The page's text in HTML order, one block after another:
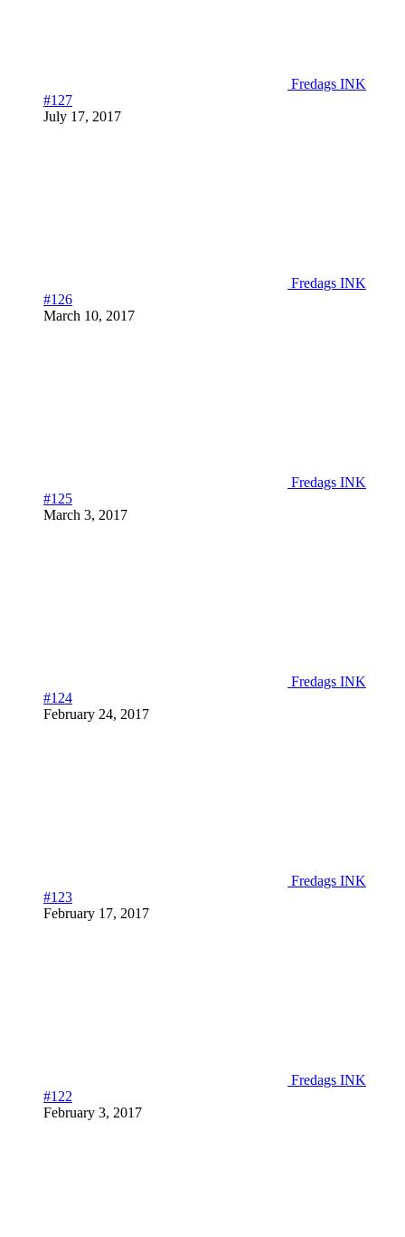
Fredags INK
#127
July 17, 2017
Fredags INK
#126
March 10, 2017
Fredags INK
#125
March 3, 2017
Fredags INK
#124
February 24, 2017
Fredags INK
#123
February 17, 2017
Fredags INK
#122
February 3, 2017